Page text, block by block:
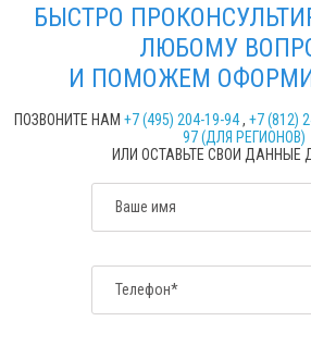
БЫСТРО
ЛЮБОМУ
И ПОМОЖЕМ
ПОЗВОНИТЕ НАМ +7 (495) 204-19-94, +7 (812)
97 (ДЛЯ РЕГИОНОВ)
ИЛИ ОСТАВЬТЕ СВОИ ДАННЫЕ
Ваше имя
Телефон*